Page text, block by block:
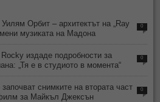
Орбит – архитектът на „Ray
музиката на Мадона
0
издаде подробности за
„Тя е в студиото в момента“
0
снимките на втората част
за Майкъл Джексън
0